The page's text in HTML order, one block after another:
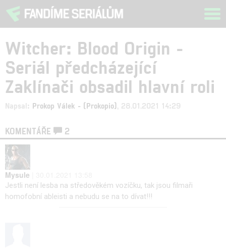
Witcher: Blood Origin -
Seriál předcházející
Zaklínači obsadil hlavní roli
Napsal: Prokop Válek - (Prokopio) , 28.01.2021 14:29
KOMENTÁŘE 2
Mysule
Jestli není lesba na středověkém vozíčku, tak jsou filmaři
homofobní ableisti a nebudu se na to dívat!!!